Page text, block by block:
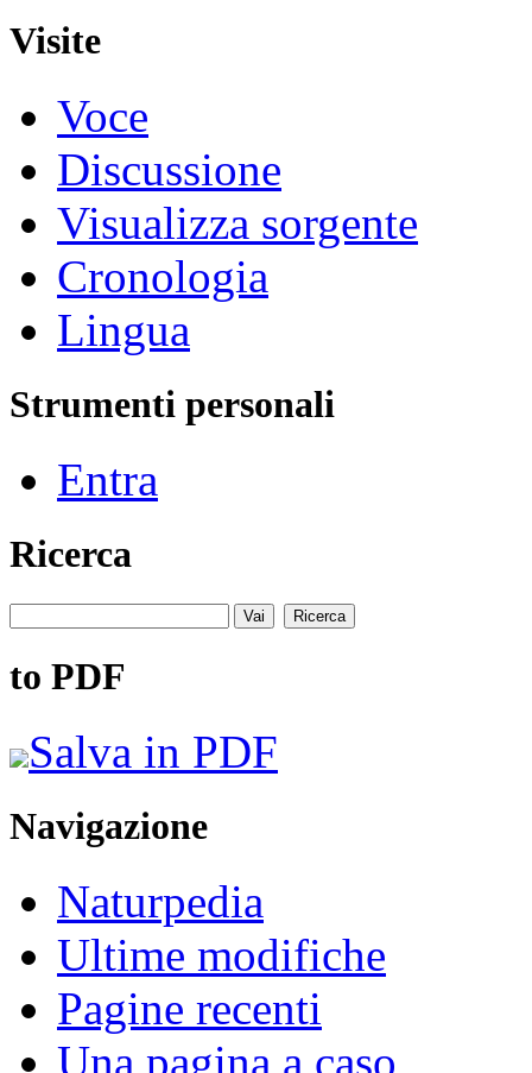
Visite
Voce
Discussione
Visualizza sorgente
Cronologia
Lingua
Strumenti personali
Entra
Ricerca
to PDF
Salva in PDF
Navigazione
Naturpedia
Ultime modifiche
Pagine recenti
Una pagina a caso